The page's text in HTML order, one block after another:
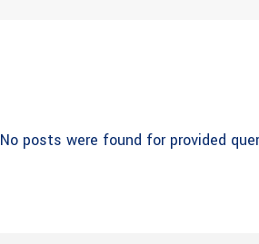
No posts were found for provided